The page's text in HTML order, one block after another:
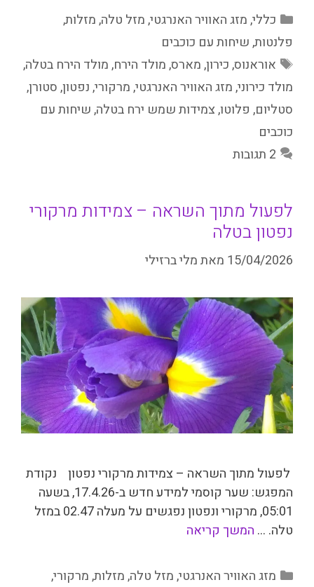
קטגוריות
כללי,מזג האוויר האנרגטי,מזל טלה,מזלות,
פלנטות,שיחות עם כוכבים
תגיות
אוראנוס,כירון,מארס,מולד הירח,מולד הירח בטלה,
מולד כירוני,מזג האוויר האנרגטי,מרקורי,נפטון,סטורן,
סטליום, פלוטו,צמידות שמש ירח בטלה,שיחות עם
כוכבים
2 תגובות
לפעול מתוך השראה – צמידות מרקורי
נפטון בטלה
15/04/2026 מאתמלי ברזילי
לפעול מתוך השראה – צמידות מרקורי נפטון נקודת
המפגש: שער קוסמי למידע חדש ב-17.4.26, בשעה
05:01, מרקורי ונפטון נפגשים על מעלה 02.47 במזל
טלה. … המשך קריאה
קטגוריות
מזג האוויר האנרגטי,מזל טלה,מזלות,מרקורי,